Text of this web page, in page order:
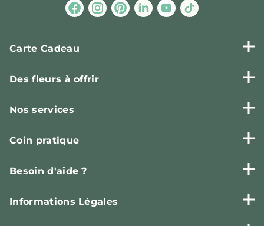
Carte Cadeau
Des fleurs à offrir
Nos services
Coin pratique
Besoin d'aide ?
Informations Légales